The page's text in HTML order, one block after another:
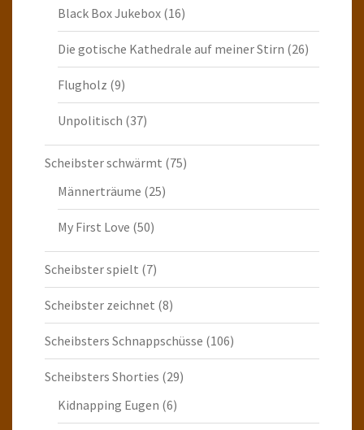
Black Box Jukebox (16)
Die gotische Kathedrale auf meiner Stirn (26)
Flugholz (9)
Unpolitisch (37)
Scheibster schwärmt (75)
Männerträume (25)
My First Love (50)
Scheibster spielt (7)
Scheibster zeichnet (8)
Scheibsters Schnappschüsse (106)
Scheibsters Shorties (29)
Kidnapping Eugen (6)